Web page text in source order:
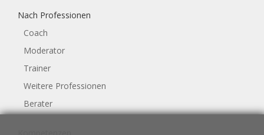
Nach Professionen
Coach
Moderator
Trainer
Weitere Professionen
Berater